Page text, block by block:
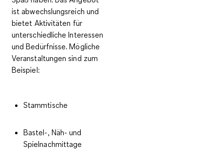
ist abwechslungsreich und
bietet Aktivitäten für
unterschiedliche Interessen
und Bedürfnisse. Mögliche
Veranstaltungen sind zum
Beispiel:
Stammtische
Bastel-, Näh- und
Spielnachmittage